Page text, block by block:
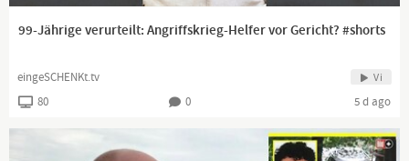
99-Jährige verurteilt: Angriffskrieg-Helfer vor Gericht? #shorts
eingeSCHENKt.tv Vi
80 0 5 d ago